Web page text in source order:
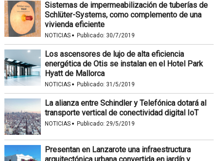
Sistemas de impermeabilización de tuberías de
Schlüter-Systems, como complemento de una
vivienda eficiente
NOTICIAS · Publicado: 30/7/2019
Los ascensores de lujo de alta eficiencia
energética de Otis se instalan en el Hotel Park
Hyatt de Mallorca
NOTICIAS · Publicado: 31/5/2019
La alianza entre Schindler y Telefónica dotará al
transporte vertical de conectividad digital IoT
NOTICIAS · Publicado: 29/5/2019
Presentan en Lanzarote una infraestructura